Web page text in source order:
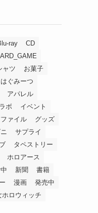
ray
CD
ャツ
お菓子
はぐみーつ
アパレル
ボ
イベント
ァイル
グッズ
サプライ
タペストリー
ホロアース
新聞
書籍
漫画
発売中
ホロウィッチ